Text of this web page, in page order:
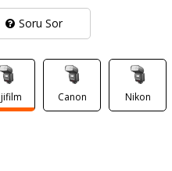
Soru Sor
Canon Nikon